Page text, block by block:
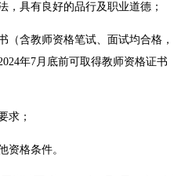
，具有良好的品行及职业道德；
（含教师资格笔试、面试均合格，
年7月底前可取得教师资格证书
求；
资格条件。